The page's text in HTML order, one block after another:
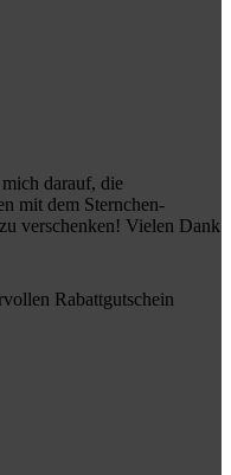
darauf, die
mit dem Sternchen-
verschenken! Vielen Dank
Rabattgutschein